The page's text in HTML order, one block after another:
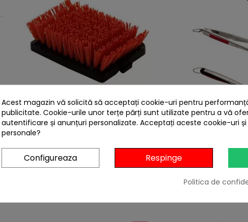
Cap de schimb din Nylon pentru
perie de gratar Premium Char-Broil
140534
Preț
55,00 lei

Set 3 ustensile
gratar Premium
Preț
În
Acest magazin vă solicită să acceptați cookie-uri pentru
publicitate. Cookie-urile unor terțe părți sunt utilizate pentru a vă
autentificare și anunțuri personalizate. Acceptați aceste cookie-uri
personale?
Configureaza Respinge
Politica de